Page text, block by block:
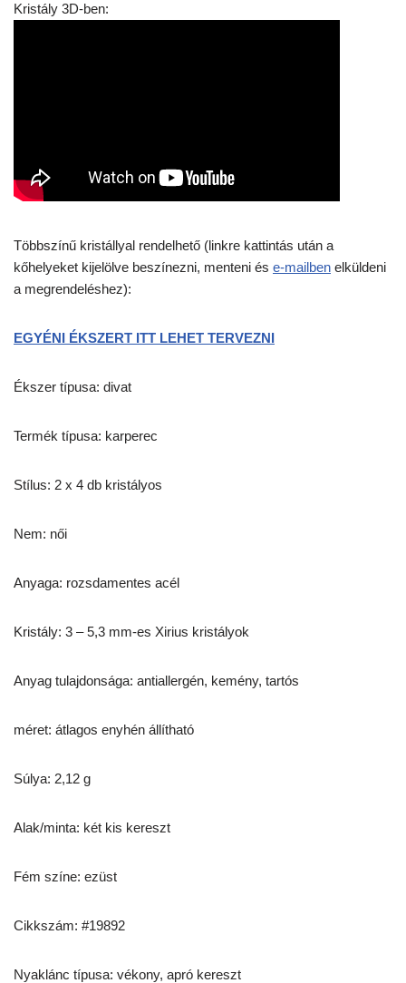
Kristály 3D-ben:
Többszínű kristállyal rendelhető (linkre kattintás után a
kőhelyeket kijelölve beszínezni, menteni és e-mailben elküldeni
a megrendeléshez):
EGYÉNI ÉKSZERT ITT LEHET TERVEZNI
Ékszer típusa: divat
Termék típusa: karperec
Stílus: 2 x 4 db kristályos
Nem: női
Anyaga: rozsdamentes acél
Kristály: 3 – 5,3 mm-es Xirius kristályok
Anyag tulajdonsága: antiallergén, kemény, tartós
méret: átlagos enyhén állítható
Súlya: 2,12 g
Alak/minta: két kis kereszt
Fém színe: ezüst
Cikkszám: #19892
Nyaklánc típusa: vékony, apró kereszt